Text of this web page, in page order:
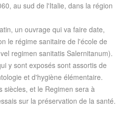
au sud de l'Italie, dans la région
un ouvrage qui va faire date,
le régime sanitaire de l'école de
regimen sanitatis Salernitanum).
y sont exposés sont assortis de
et d'hygiène élémentaire.
siècles, et le Regimen sera à
sur la préservation de la santé.